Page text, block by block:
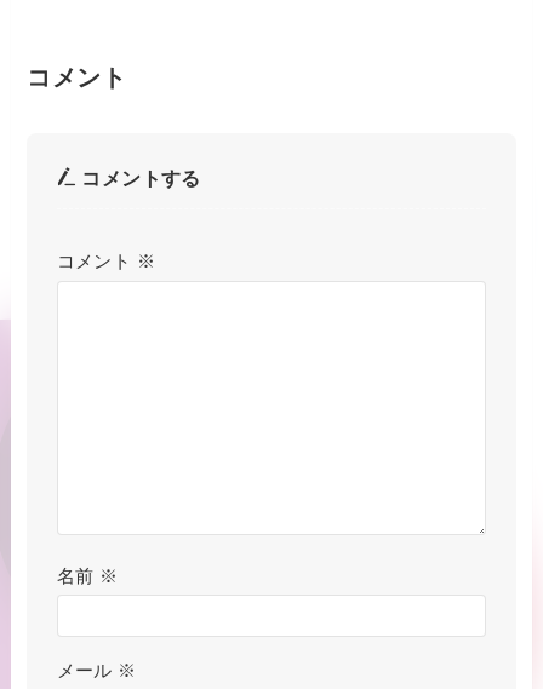
コメント
コメントする
コメント ※
名前 ※
メール ※